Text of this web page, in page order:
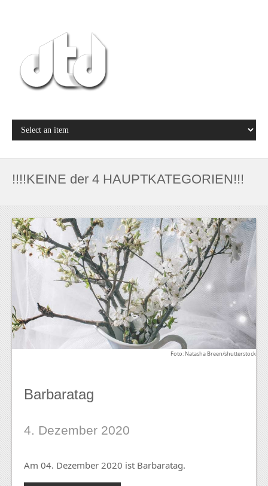
!!!!KEINE der 4 HAUPTKATEGORIEN!!!
Foto: Natasha Breen/shutterstock
Barbaratag
4. Dezember 2020
Am 04. Dezember 2020 ist Barbaratag.